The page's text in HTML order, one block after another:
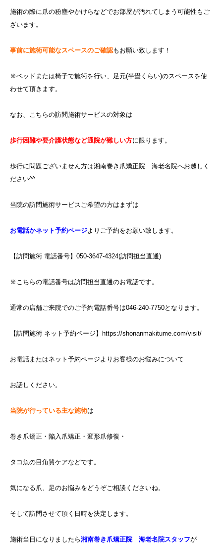
施術の際に爪の粉塵やかけらなどでお部屋が汚れてしまう可能性もご
ざいます。
事前に施術可能なスペースのご確認もお願い致します！
※ベッドまたは椅子で施術を行い、足元(半畳くらい)のスペースを使
わせて頂きます。
なお、こちらの訪問施術サービスの対象は
歩行困難や要介護状態など通院が難しい方に限ります。
歩行に問題ございません方は湘南巻き爪矯正院 海老名院へお越しく
ださい^^
当院の訪問施術サービスご希望の方はまずは
お電話かネット予約ページよりご予約をお願い致します。
【訪問施術 電話番号】050-3647-4324(訪問担当直通)
※こちらの電話番号は訪問担当直通のお電話です。
通常の店舗ご来院でのご予約電話番号は046-240-7750となります。
【訪問施術 ネット予約ページ】https://shonanmakitume.com/visit/
お電話またはネット予約ページよりお客様のお悩みについて
お話しください。
当院が行っている主な施術は
巻き爪矯正・陥入爪矯正・変形爪修復・
タコ魚の目角質ケアなどです。
気になる爪、足のお悩みをどうぞご相談くださいね。
そして訪問させて頂く日時を決定します。
施術当日になりましたら湘南巻き爪矯正院 海老名院スタッフが